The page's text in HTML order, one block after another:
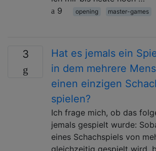
9
opening master-games
3
Hat es jemals ein
in dem mehrere
einen einzigen
spielen?
Ich frage mich, ob das
jemals gespielt wurde:
eines Schachspiels von
gleichzeitig gespielt wird,